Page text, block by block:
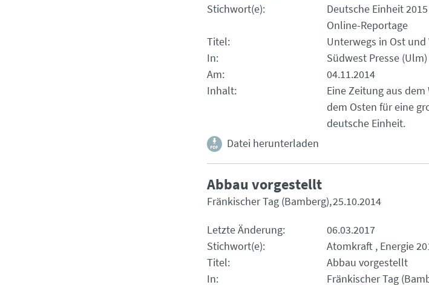
Stichwort(e)
Deutsche Einheit 2015
Online-Reportage
Titel
Unterwegs in Ost und
In
Südwest Presse (Ulm)
Am
04.11.2014
Inhalt
Eine Zeitung aus
dem Osten für eine
deutsche Einheit.
Datei herunterladen
Abbau vorgestellt
Fränkischer Tag (Bamberg) 25.10.2014
Letzte Änderung
06.03.2017
Stichwort(e)
Atomkraft Energie
Titel
Abbau vorgestellt
In
Fränkischer Tag